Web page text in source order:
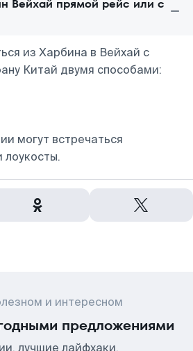
Вейхай прямой рейс или с
из Харбина в Вейхай с
Китай двумя способами:
могут встречаться
лоукосты.
и интересном
предложениями
лучшие лайфхаки,